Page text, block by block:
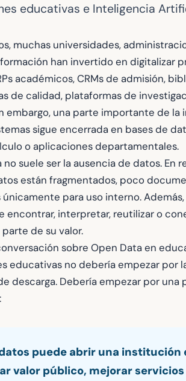
educativas e Inteligencia
muchas universidades,
han invertido en digitalizar
académicos, CRMs de admisión,
de calidad, plataformas de
embargo, una parte importante de la
sigue encerrada en bases de
o aplicaciones departamentales.
no suele ser la ausencia de datos. En
están fragmentados, poco
para uso interno.
encontrar, interpretar, reutilizar o
de su valor.
sobre Open Data en
educativas no debería empezar por
descarga. Debería empezar por una
puede abrir una institución
valor público, mejorar